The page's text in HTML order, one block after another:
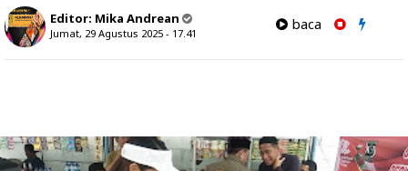
Editor: Mika Andrean
Jumat, 29 Agustus 2025 - 17.41
baca